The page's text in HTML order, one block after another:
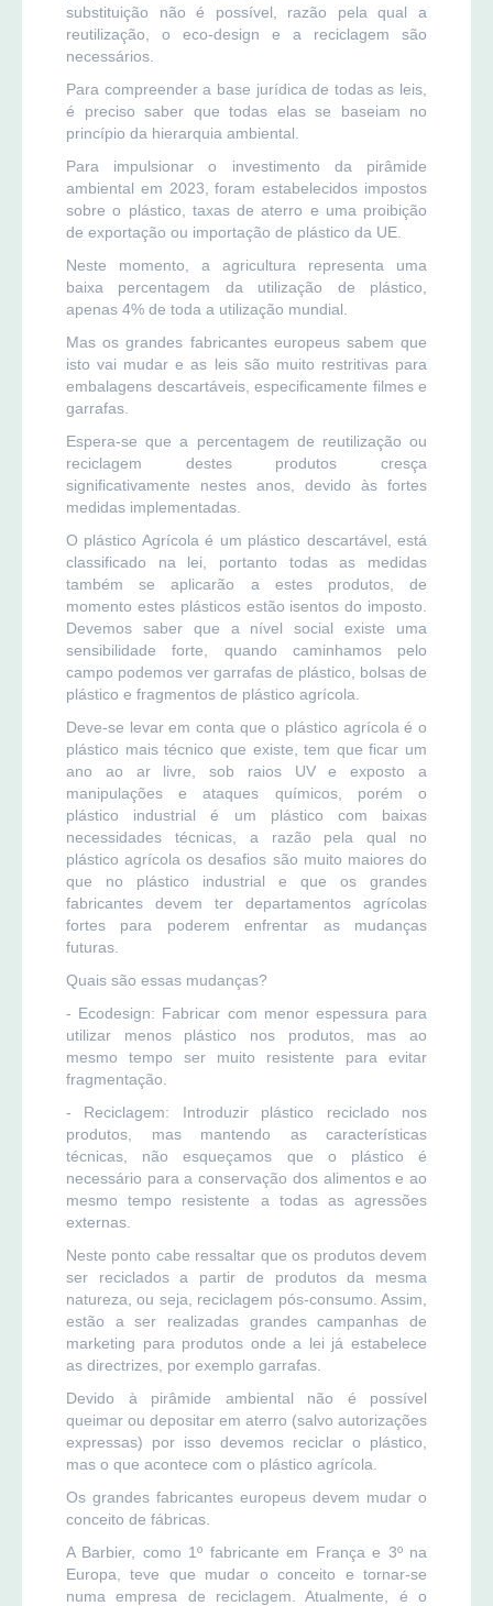
substituição não é possível, razão pela qual a
reutilização, o eco-design e a reciclagem são
necessários.
Para compreender a base jurídica de todas as leis,
é preciso saber que todas elas se baseiam no
princípio da hierarquia ambiental.
Para impulsionar o investimento da pirâmide
ambiental em 2023, foram estabelecidos impostos
sobre o plástico, taxas de aterro e uma proibição
de exportação ou importação de plástico da UE.
Neste momento, a agricultura representa uma
baixa percentagem da utilização de plástico,
apenas 4% de toda a utilização mundial.
Mas os grandes fabricantes europeus sabem que
isto vai mudar e as leis são muito restritivas para
embalagens descartáveis, especificamente filmes e
garrafas.
Espera-se que a percentagem de reutilização ou
reciclagem destes produtos cresça
significativamente nestes anos, devido às fortes
medidas implementadas.
O plástico Agrícola é um plástico descartável, está
classificado na lei, portanto todas as medidas
também se aplicarão a estes produtos, de
momento estes plásticos estão isentos do imposto.
Devemos saber que a nível social existe uma
sensibilidade forte, quando caminhamos pelo
campo podemos ver garrafas de plástico, bolsas de
plástico e fragmentos de plástico agrícola.
Deve-se levar em conta que o plástico agrícola é o
plástico mais técnico que existe, tem que ficar um
ano ao ar livre, sob raios UV e exposto a
manipulações e ataques químicos, porém o
plástico industrial é um plástico com baixas
necessidades técnicas, a razão pela qual no
plástico agrícola os desafios são muito maiores do
que no plástico industrial e que os grandes
fabricantes devem ter departamentos agrícolas
fortes para poderem enfrentar as mudanças
futuras.
Quais são essas mudanças?
- Ecodesign: Fabricar com menor espessura para
utilizar menos plástico nos produtos, mas ao
mesmo tempo ser muito resistente para evitar
fragmentação.
- Reciclagem: Introduzir plástico reciclado nos
produtos, mas mantendo as características
técnicas, não esqueçamos que o plástico é
necessário para a conservação dos alimentos e ao
mesmo tempo resistente a todas as agressões
externas.
Neste ponto cabe ressaltar que os produtos devem
ser reciclados a partir de produtos da mesma
natureza, ou seja, reciclagem pós-consumo. Assim,
estão a ser realizadas grandes campanhas de
marketing para produtos onde a lei já estabelece
as directrizes, por exemplo garrafas.
Devido à pirâmide ambiental não é possível
queimar ou depositar em aterro (salvo autorizações
expressas) por isso devemos reciclar o plástico,
mas o que acontece com o plástico agrícola.
Os grandes fabricantes europeus devem mudar o
conceito de fábricas.
A Barbier, como 1º fabricante em França e 3º na
Europa, teve que mudar o conceito e tornar-se
numa empresa de reciclagem. Atualmente, é o